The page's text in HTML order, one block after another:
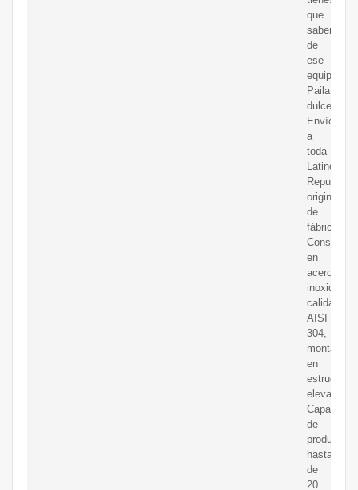
que
saber
de
ese
equipo.
Paila
dulcera;
Envíos
a
toda
Repuestos
originales
de
fábrica;
Construida
en
acero
inoxidable
calidad
AISI
304,
montada
en
estructura
elevada;
Capacidad
de
producción
hasta
de
20